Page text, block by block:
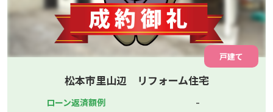
戸建て
松本市里山辺 リフォーム住宅
ローン返済額例 -